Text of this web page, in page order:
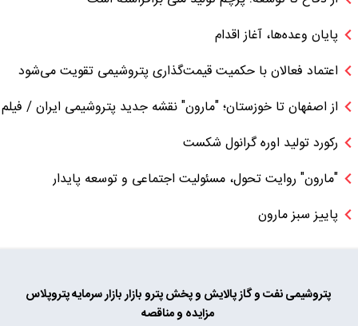
پایان وعده‌ها، آغاز اقدام
اعتماد فعالان با حکمیت قیمت‌گذاری پتروشیمی تقویت می‌شود
از اصفهان تا خوزستان؛ "مارون" نقشه جدید پتروشیمی ایران / فیلم
رکورد تولید اوره گرانول شکست
"مارون" روایت تحول، مسئولیت اجتماعی و توسعه پایدار
پاییز سبز مارون
پتروشیمینفت و گازپالایش و پخشپترو بازاربازار سرمایهپتروپلاس
مزایده و مناقصه